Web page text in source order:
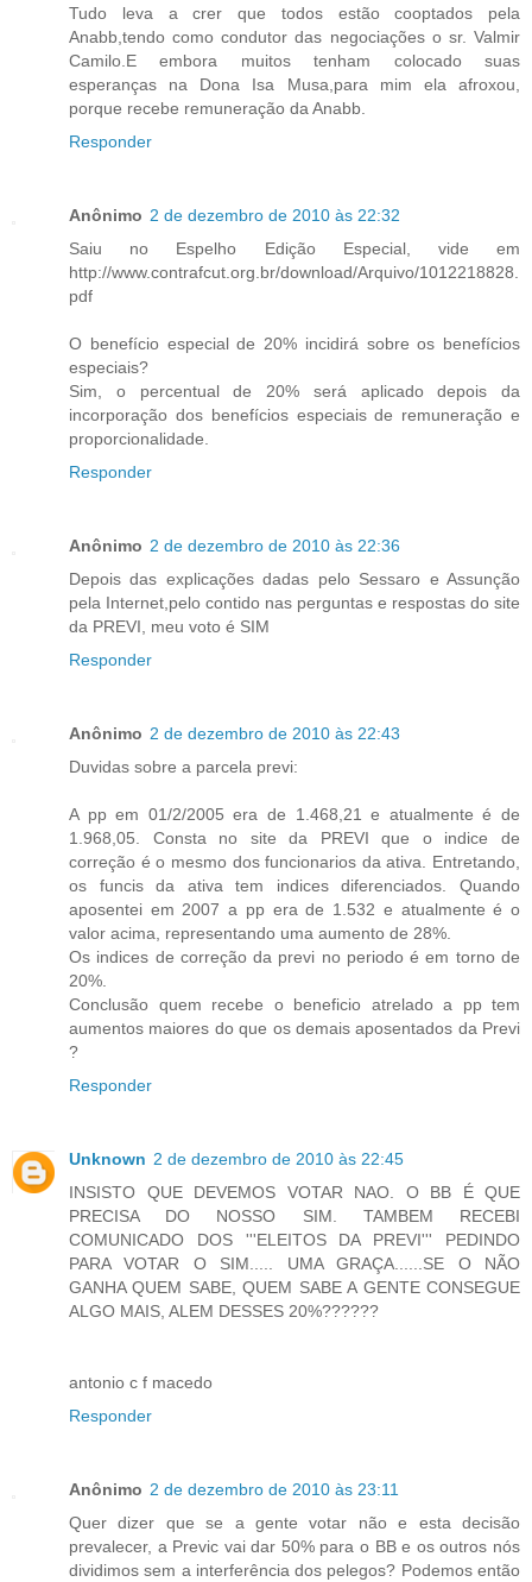
Tudo leva a crer que todos estão cooptados pela
Anabb,tendo como condutor das negociações o sr. Valmir
Camilo.E embora muitos tenham colocado suas
esperanças na Dona Isa Musa,para mim ela afroxou,
porque recebe remuneração da Anabb.
Responder
Anônimo 2 de dezembro de 2010 às 22:32
Saiu no Espelho Edição Especial, vide em
http://www.contrafcut.org.br/download/Arquivo/1012218828.
pdf
O benefício especial de 20% incidirá sobre os benefícios
especiais?
Sim, o percentual de 20% será aplicado depois da
incorporação dos benefícios especiais de remuneração e
proporcionalidade.
Responder
Anônimo 2 de dezembro de 2010 às 22:36
Depois das explicações dadas pelo Sessaro e Assunção
pela Internet,pelo contido nas perguntas e respostas do site
da PREVI, meu voto é SIM
Responder
Anônimo 2 de dezembro de 2010 às 22:43
Duvidas sobre a parcela previ:
A pp em 01/2/2005 era de 1.468,21 e atualmente é de
1.968,05. Consta no site da PREVI que o indice de
correção é o mesmo dos funcionarios da ativa. Entretando,
os funcis da ativa tem indices diferenciados. Quando
aposentei em 2007 a pp era de 1.532 e atualmente é o
valor acima, representando uma aumento de 28%.
Os indices de correção da previ no periodo é em torno de
20%.
Conclusão quem recebe o beneficio atrelado a pp tem
aumentos maiores do que os demais aposentados da Previ
?
Responder
Unknown 2 de dezembro de 2010 às 22:45
INSISTO QUE DEVEMOS VOTAR NAO. O BB É QUE
PRECISA DO NOSSO SIM. TAMBEM RECEBI
COMUNICADO DOS '''ELEITOS DA PREVI''' PEDINDO
PARA VOTAR O SIM..... UMA GRAÇA......SE O NÃO
GANHA QUEM SABE, QUEM SABE A GENTE CONSEGUE
ALGO MAIS, ALEM DESSES 20%??????
antonio c f macedo
Responder
Anônimo 2 de dezembro de 2010 às 23:11
Quer dizer que se a gente votar não e esta decisão
prevalecer, a Previc vai dar 50% para o BB e os outros nós
dividimos sem a interferência dos pelegos? Podemos então